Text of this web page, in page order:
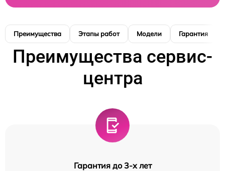
Преимущества Этапы работ Модели Гарантия
Преимущества сервис-
центра
Гарантия до 3-х лет